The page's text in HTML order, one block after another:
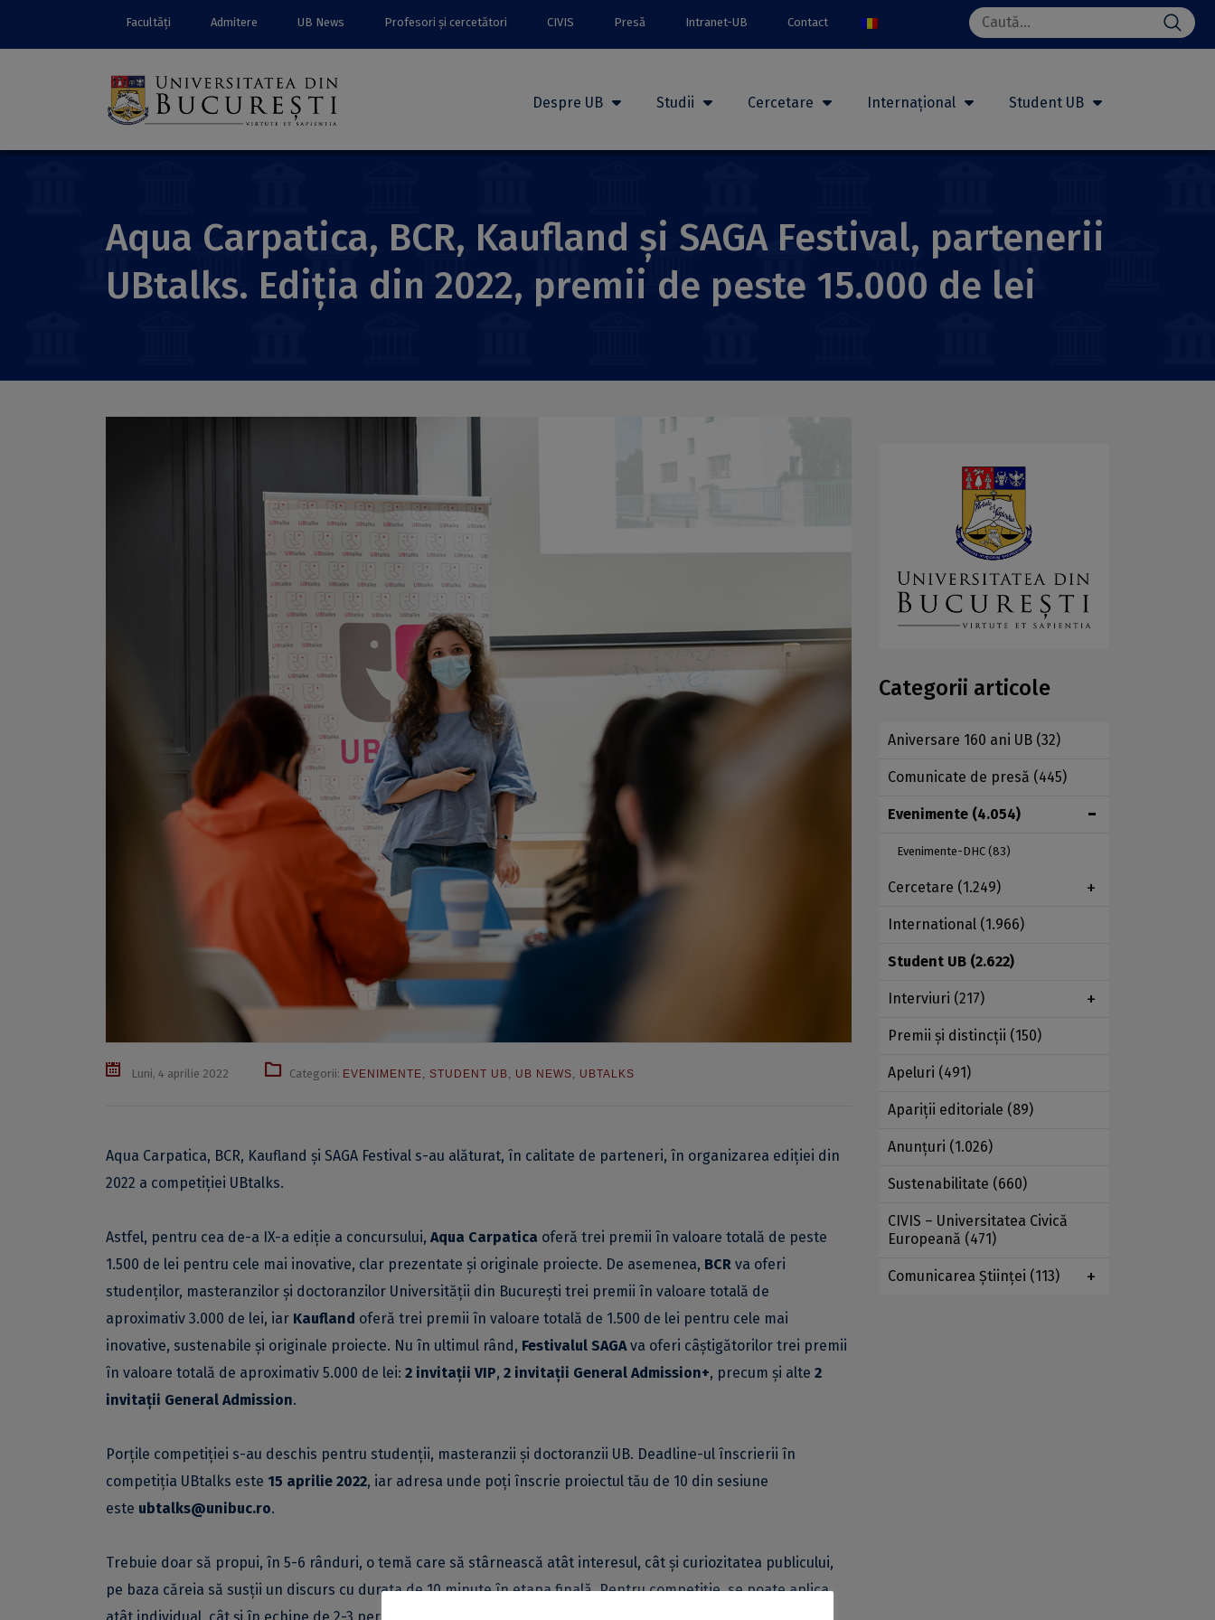
Facultăți Admitere UB News Profesori și cercetători CIVIS Presă Intranet-UB Contact
Search
for:
Despre UB Studii Cercetare Internațional Student UB
Aqua Carpatica, BCR, Kaufland și SAGA Festival, partenerii
UBtalks. Ediția din 2022, premii de peste 15.000 de lei
Luni, 4 aprilie 2022 Categorii: EVENIMENTE, STUDENT UB, UB NEWS, UBTALKS
Aqua Carpatica, BCR, Kaufland și SAGA Festival s-au alăturat, în calitate de parteneri, în organizarea ediției din
2022 a competiției UBtalks.
Astfel, pentru cea de-a IX-a ediție a concursului, Aqua Carpatica oferă trei premii în valoare totală de peste
1.500 de lei pentru cele mai inovative, clar prezentate și originale proiecte. De asemenea, BCR va oferi
studenților, masteranzilor și doctoranzilor Universității din București trei premii în valoare totală de
aproximativ 3.000 de lei, iar Kaufland oferă trei premii în valoare totală de 1.500 de lei pentru cele mai
inovative, sustenabile și originale proiecte. Nu în ultimul rând, Festivalul SAGAva oferi câștigătorilor trei premii
în valoare totală de aproximativ 5.000 de lei: 2 invitații VIP, 2 invitații General Admission+, precum și alte 2
invitații General Admission.
Porțile competiției s-au deschis pentru studenții, masteranzii și doctoranzii UB. Deadline-ul înscrierii în
competiția UBtalks este 15 aprilie 2022, iar adresa unde poți înscrie proiectul tău de 10 din sesiune
este ubtalks@unibuc.ro.
Trebuie doar să propui, în 5-6 rânduri, o temă care să stârnească atât interesul, cât și curiozitatea publicului,
pe baza căreia să susții un discurs cu durata de 10 minute în etapa finală. Pentru competiție, se poate aplica
Categorii articole
Aniversare 160 ani UB (32)
Comunicate de presă (445)
Evenimente (4.054)
Evenimente-DHC (83)
Cercetare (1.249)
International (1.966)
Student UB (2.622)
Interviuri (217)
Premii şi distincţii (150)
Apeluri (491)
Apariţii editoriale (89)
Anunţuri (1.026)
Sustenabilitate (660)
CIVIS – Universitatea Civică
Europeană (471)
Comunicarea Ştiinţei (113)